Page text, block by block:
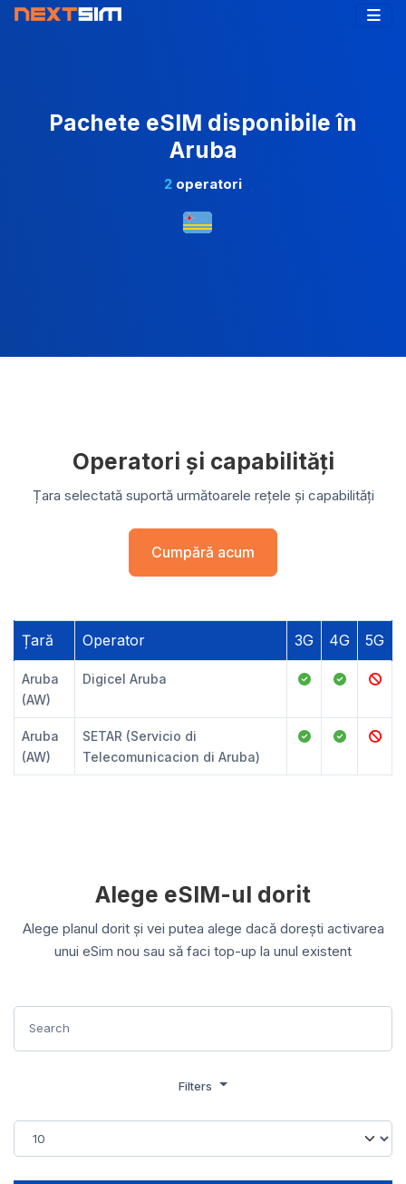
Pachete eSIM disponibile în
Aruba
2 operatori
Operatori și capabilități
Țara selectată suportă următoarele rețele și capabilități
Cumpără acum
Țară Operator 3G 4G 5G
Aruba
(AW)
Digicel Aruba
Aruba
(AW)
SETAR (Servicio di
Telecomunicacion di Aruba)
Alege eSIM-ul dorit
Alege planul dorit și vei putea alege dacă dorești activarea
unui eSim nou sau să faci top-up la unul existent
Filters